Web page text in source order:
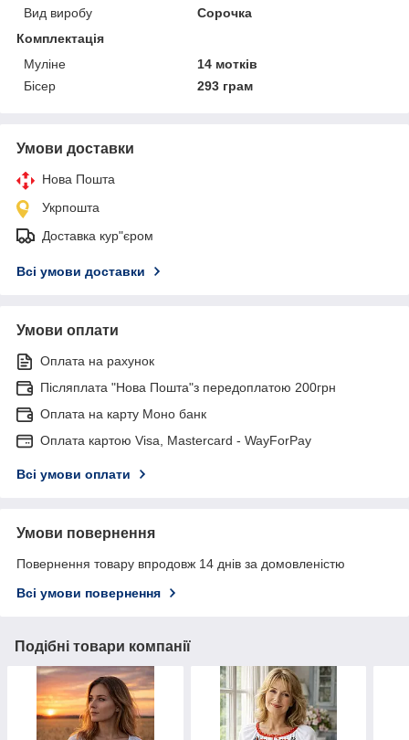
Вид виробу
Сорочка
Комплектація
Муліне
14 мотків
Бісер
293 грам
Умови доставки
Нова Пошта
Укрпошта
Доставка кур"єром
Всі умови доставки
Умови оплати
Оплата на рахунок
Післяплата "Нова Пошта"з передоплатою 200грн
Оплата на карту Моно банк
Оплата картою Visa, Mastercard - WayForPay
Всі умови оплати
Умови повернення
Повернення товару впродовж 14 днів за домовленістю
Всі умови повернення
Подібні товари компанії